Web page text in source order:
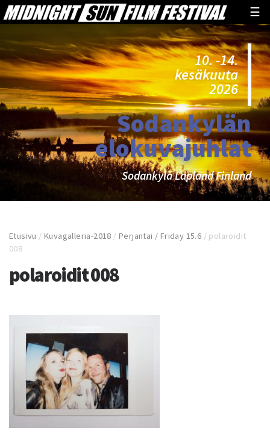
☰
10. -14.
kesäkuuta
2026
Sodankylän
elokuvajuhlat
Sodankylä Lapland Finland
Etusivu /Kuvagalleria-2018 /Perjantai / Friday 15.6 / polaroidit
008
polaroidit 008